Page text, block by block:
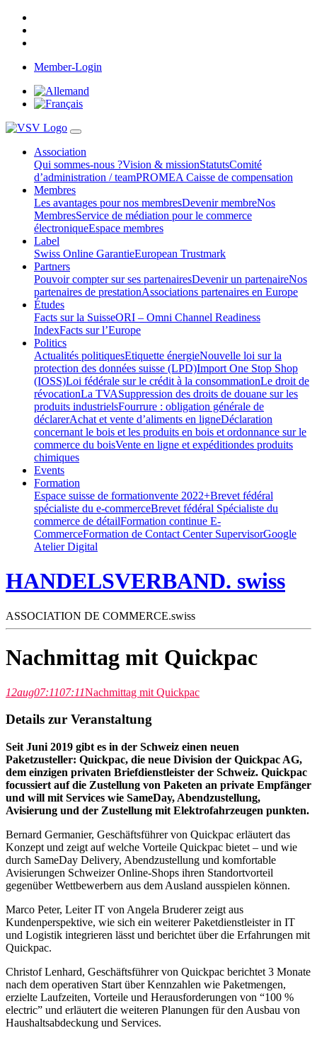
Member-Login
Association
Qui sommes-nous ?Vision & missionStatutsComité
d’administration / teamPROMEA Caisse de compensation
Membres
Les avantages pour nos membresDevenir membreNos
MembresService de médiation pour le commerce
électroniqueEspace membres
Label
Swiss Online GarantieEuropean Trustmark
Partners
Pouvoir compter sur ses partenairesDevenir un partenaireNos
partenaires de prestationAssociations partenaires en Europe
Études
Facts sur la SuisseORI – Omni Channel Readiness
IndexFacts sur l’Europe
Politics
Actualités politiquesEtiquette énergieNouvelle loi sur la
protection des données suisse (LPD)Import One Stop Shop
(IOSS)Loi fédérale sur le crédit à la consommationLe droit de
révocationLa TVASuppression des droits de douane sur les
produits industrielsFourrure : obligation générale de
déclarerAchat et vente d’aliments en ligneDéclaration
concernant le bois et les produits en bois et ordonnance sur le
commerce du boisVente en ligne et expéditiondes produits
chimiques
Events
Formation
Espace suisse de formationvente 2022+Brevet fédéral
spécialiste du e-commerceBrevet fédéral Spécialiste du
commerce de détailFormation continue E-
CommerceFormation de Contact Center SupervisorGoogle
Atelier Digital
HANDELSVERBAND. swiss
ASSOCIATION DE COMMERCE.swiss
Nachmittag mit Quickpac
12aug07:1107:11Nachmittag mit Quickpac
Details zur Veranstaltung
Seit Juni 2019 gibt es in der Schweiz einen neuen
Paketzusteller: Quickpac, die neue Division der Quickpac AG,
dem einzigen privaten Briefdienstleister der Schweiz. Quickpac
focussiert auf die Zustellung von Paketen an private Empfänger
und will mit Services wie SameDay, Abendzustellung,
Avisierung und der Zustellung mit Elektrofahrzeugen punkten.
Bernard Germanier, Geschäftsführer von Quickpac erläutert das
Konzept und zeigt auf welche Vorteile Quickpac bietet – und wie
durch SameDay Delivery, Abendzustellung und komfortable
Avisierungen Schweizer Online-Shops ihren Standortvorteil
gegenüber Wettbewerbern aus dem Ausland ausspielen können.
Marco Peter, Leiter IT von Angela Bruderer zeigt aus
Kundenperspektive, wie sich ein weiterer Paketdienstleister in IT
und Logistik integrieren lässt und berichtet über die Erfahrungen mit
Quickpac.
Christof Lenhard, Geschäftsführer von Quickpac berichtet 3 Monate
nach dem operativen Start über Kennzahlen wie Paketmengen,
erzielte Laufzeiten, Vorteile und Herausforderungen von “100 %
electric” und erläutert die weiteren Planungen für den Ausbau von
Haushaltsabdeckung und Services.